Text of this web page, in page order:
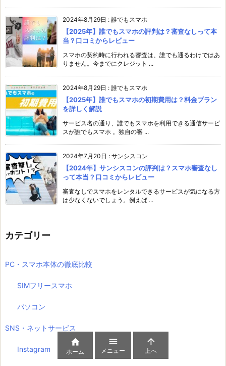
2024年8月29日 : 誰でもスマホ
【2025年】誰でもスマホの評判は？審査なしって本
当？口コミからレビュー
スマホの契約時に行われる審査は、誰でも通るわけではあ
りません。今までにクレジット ...
2024年8月29日 : 誰でもスマホ
【2025年】誰でもスマホの初期費用は？料金プラン
を詳しく解説
サービス名の通り、誰でもスマホを利用できる通信サービ
スが誰でもスマホ 。独自の審 ...
2024年7月20日 : サンシスコン
【2024年】サンシスコンの評判は？スマホ審査なし
って本当？口コミからレビュー
審査なしでスマホをレンタルできるサービスが気になる方
は少なくないでしょう。例えば ...
カテゴリー
PC・スマホ本体の徹底比較
SIMフリースマホ
パソコン
SNS・ネットサービス
Instagram

ホーム

メニュー

上へ